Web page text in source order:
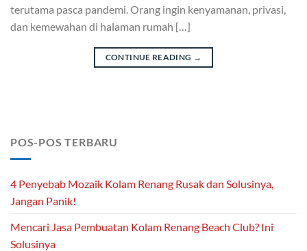
terutama pasca pandemi. Orang ingin kenyamanan, privasi,
dan kemewahan di halaman rumah […]
CONTINUE READING →
POS-POS TERBARU
4 Penyebab Mozaik Kolam Renang Rusak dan Solusinya,
Jangan Panik!
Mencari Jasa Pembuatan Kolam Renang Beach Club? Ini
Solusinya